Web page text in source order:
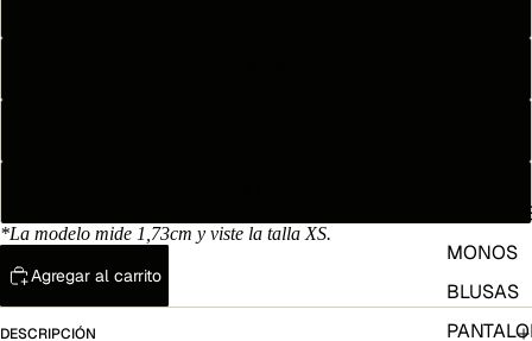
MONOS
BLUSAS
*La modelo mide 1,73cm y viste la talla XS.
Agregar al carrito
DESCRIPCIÓN